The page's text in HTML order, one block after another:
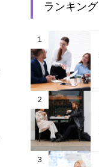
ランキング
1
2
3